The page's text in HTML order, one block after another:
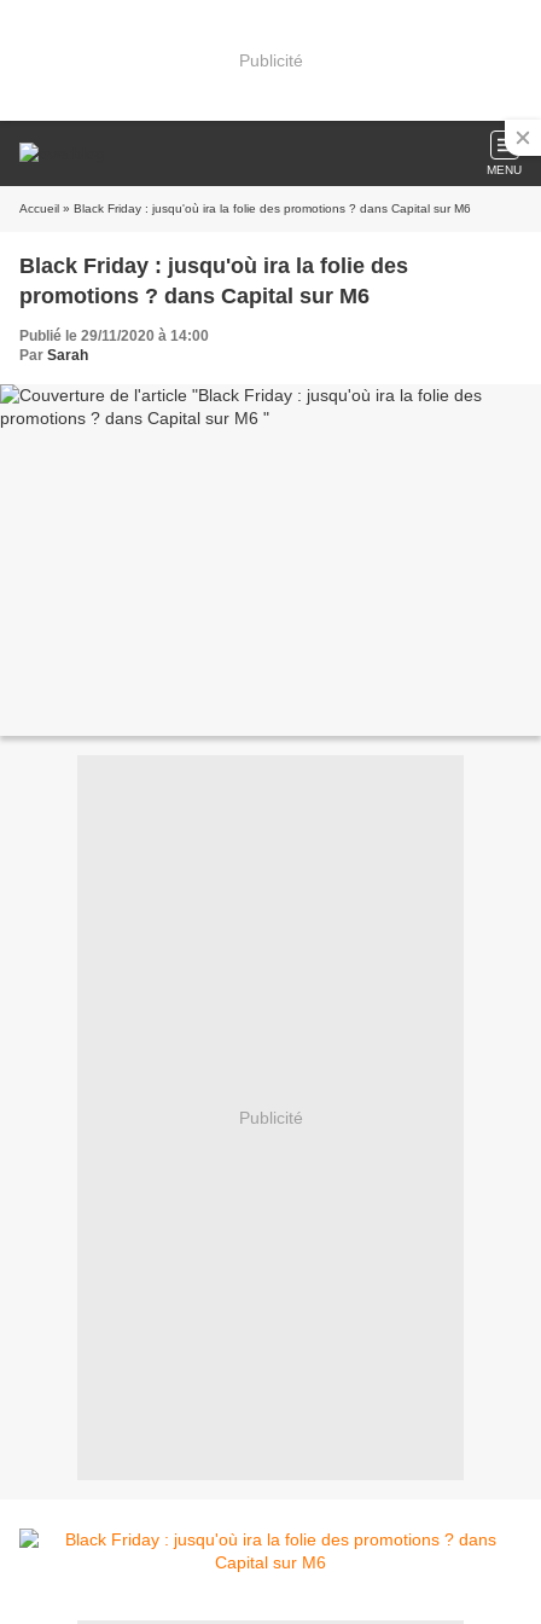
Publicité
MENU
Accueil » Black Friday : jusqu'où ira la folie des promotions ? dans Capital sur M6
Black Friday : jusqu'où ira la folie des
promotions ? dans Capital sur M6
Publié le 29/11/2020 à 14:00
Par Sarah
Publicité